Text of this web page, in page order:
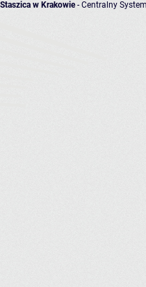
w Krakowie- Centralny